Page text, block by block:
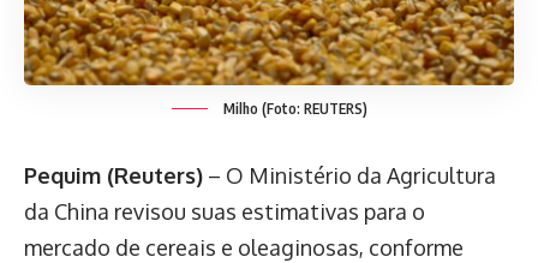
Milho (Foto: REUTERS)
Pequim (Reuters) – O Ministério da Agricultura
da China revisou suas estimativas para o
mercado de cereais e oleaginosas, conforme